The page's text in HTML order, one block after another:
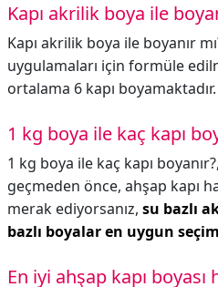
Kapı akrilik boya ile
Kapı akrilik boya ile boyanır
uygulamaları için formüle
ortalama 6 kapı boyamaktadır.
1 kg boya ile kaç kapı
1 kg boya ile kaç kapı boyanır?,
geçmeden önce, ahşap kapı
merak ediyorsanız, su bazlı
bazlı boyalar en uygun
En iyi ahşap kapı boyası